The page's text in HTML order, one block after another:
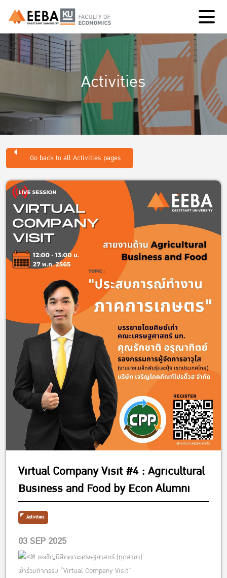
Activities
Go back to all Activities pages
Virtual Company Visit #4 : Agricultural
Business and Food by Econ Alumni
Activities
03 SEP 2025
ขอเชิญนิสิตคณะเศรษฐศาสตร์ (ทุกสาขา)
เข้าร่วมกิจกรรม “Virtual Company Visit”